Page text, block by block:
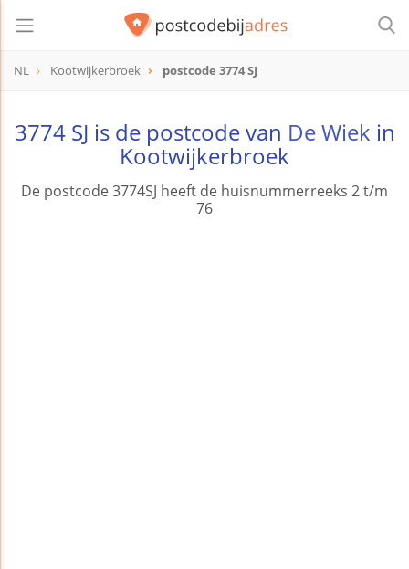
NL Kootwijkerbroek postcode 3774 SJ
3774 SJ is de postcode van De Wiek in
Kootwijkerbroek
De postcode 3774SJ heeft de huisnummerreeks 2 t/m
76